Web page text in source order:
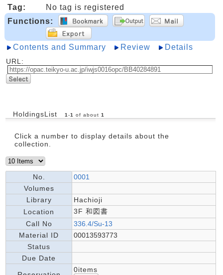
Tag:
No tag is registered
Functions:
Contents and Summary Review Details
URL:
HoldingsList 1 -1 of about 1
Click a number to display details about the
collection.
No.
0001
Volumes
Library
Hachioji
Location
3F 和図書
Call No
336.4/Su-13
Material ID
00013593773
Status
Due Date
0items